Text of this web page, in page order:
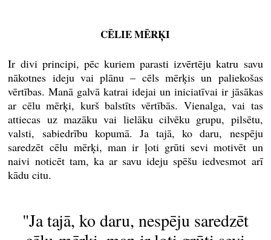
CĒLIE MĒRĶI
Ir divi principi, pēc kuriem parasti izvērtēju katru savu
nākotnes ideju vai plānu – cēls mērķis un paliekošas
vērtības. Manā galvā katrai idejai un iniciatīvai ir jāsākas
ar cēlu mērķi, kurš balstīts vērtībās. Vienalga, vai tas
attiecas uz mazāku vai lielāku cilvēku grupu, pilsētu,
valsti, sabiedrību kopumā. Ja tajā, ko daru, nespēju
saredzēt cēlu mērķi, man ir ļoti grūti sevi motivēt un
naivi noticēt tam, ka ar savu ideju spēšu iedvesmot arī
kādu citu.
"Ja tajā, ko daru, nespēju saredzēt